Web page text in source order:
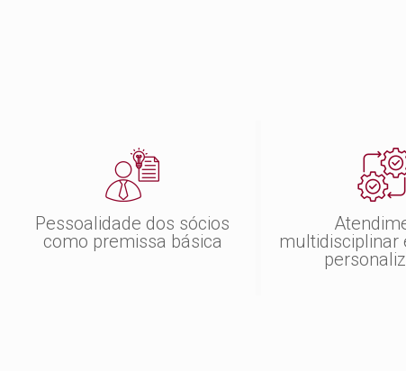
Pessoalidade dos sócios
como premissa básica
multidisciplinar